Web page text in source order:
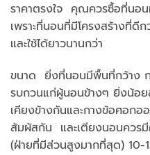
ราคาตรงใจ คุณควรซื้อที่นอน
เพราะที่นอนที่มีโครงสร้างที่ดี
และใช้ได้ยาวนานกว่า
ขนาด ยิ่งที่นอนมีพื้นที่กว้าง ก
รบกวนแก่ผู้นอนข้างๆ ยิ่งน้
เคียงข้างกันและกางข้อศอก
สัมผัสกัน และเตียงนอนควร
(ฝ่ายที่มีส่วนสูงมากที่สุด) 10-